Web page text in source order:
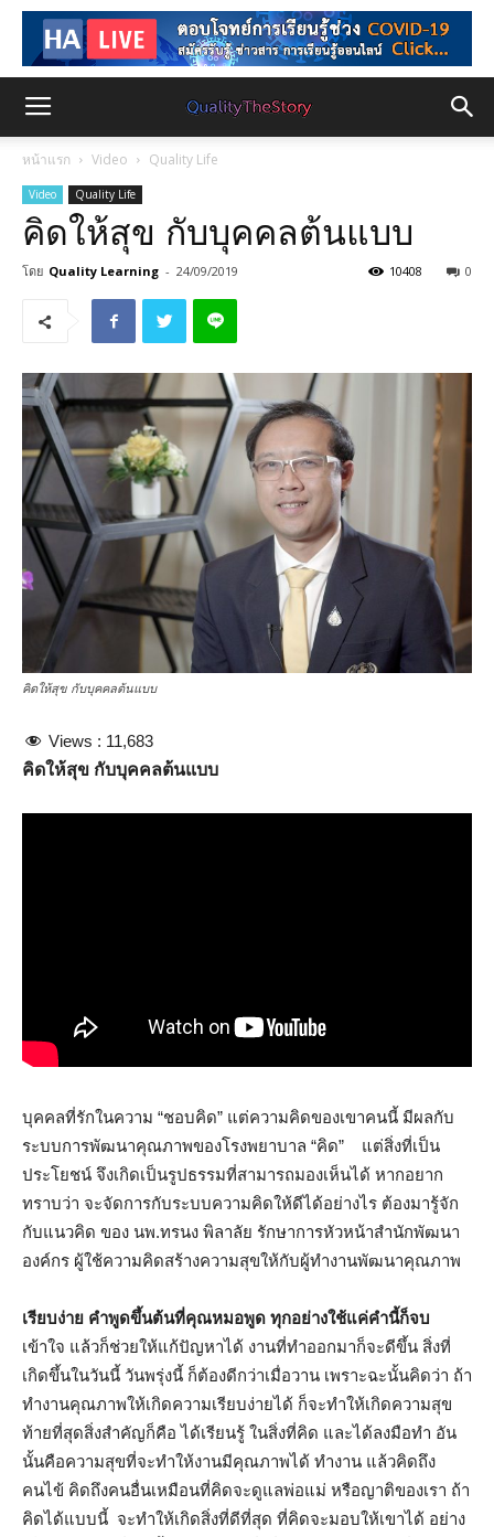
หน้าแรก Video Quality Life
Video Quality Life
คิดให้สุข กับบุคคลต้นแบบ
โดย Quality Learning - 24/09/2019 0
10408
คิดให้สุข กับบุคคลต้นแบบ
Views : 11,683
คิดให้สุข กับบุคคลต้นแบบ
บุคคลที่รักในความ “ชอบคิด” แต่ความคิดของเขาคนนี้ มีผลกับ
ระบบการพัฒนาคุณภาพของโรงพยาบาล “คิด” แต่สิ่งที่เป็น
ประโยชน์ จึงเกิดเป็นรูปธรรมที่สามารถมองเห็นได้ หากอยาก
ทราบว่า จะจัดการกับระบบความคิดให้ดีได้อย่างไร ต้องมารู้จัก
กับแนวคิด ของ นพ.ทรนง พิลาลัย รักษาการหัวหน้าสำนักพัฒนา
องค์กร ผู้ใช้ความคิดสร้างความสุขให้กับผู้ทำงานพัฒนาคุณภาพ
เรียบง่าย คำพูดขึ้นต้นที่คุณหมอพูด ทุกอย่างใช้แค่คำนี้ก็จบ
เข้าใจ แล้วก็ช่วยให้แก้ปัญหาได้ งานที่ทำออกมาก็จะดีขึ้น สิ่งที่
เกิดขึ้นในวันนี้ วันพรุ่งนี้ ก็ต้องดีกว่าเมื่อวาน เพราะฉะนั้นคิดว่า ถ้า
ทำงานคุณภาพให้เกิดความเรียบง่ายได้ ก็จะทำให้เกิดความสุข
ท้ายที่สุดสิ่งสำคัญก็คือ ได้เรียนรู้ ในสิ่งที่คิด และได้ลงมือทำ อัน
นั้นคือความสุขที่จะทำให้งานมีคุณภาพได้ ทำงาน แล้วคิดถึง
คนไข้ คิดถึงคนอื่นเหมือนที่คิดจะดูแลพ่อแม่ หรือญาติของเรา ถ้า
คิดได้แบบนี้ จะทำให้เกิดสิ่งที่ดีที่สุด ที่คิดจะมอบให้เขาได้ อย่าง